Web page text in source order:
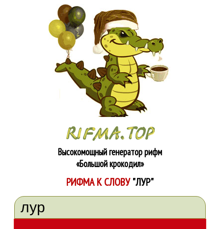
Высокомощный генератор рифм
«Большой крокодил»
РИФМА К СЛОВУ"ЛУР"